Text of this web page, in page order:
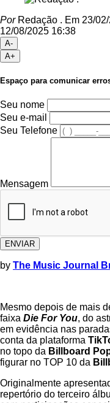
PorRedação . Em 23/
12/08/2025 16:38
A-
A+
Espaço para comunicar
Seu nome
Seu e-mail
Seu Telefone
Mensagem
ENVIAR
by The Music Journal
Mesmo depois de mais
faixa Die For You, do
em evidência nas
conta da plataforma
no topo da Billboard
figurar no TOP 10 da
Originalmente
repertório do terceiro